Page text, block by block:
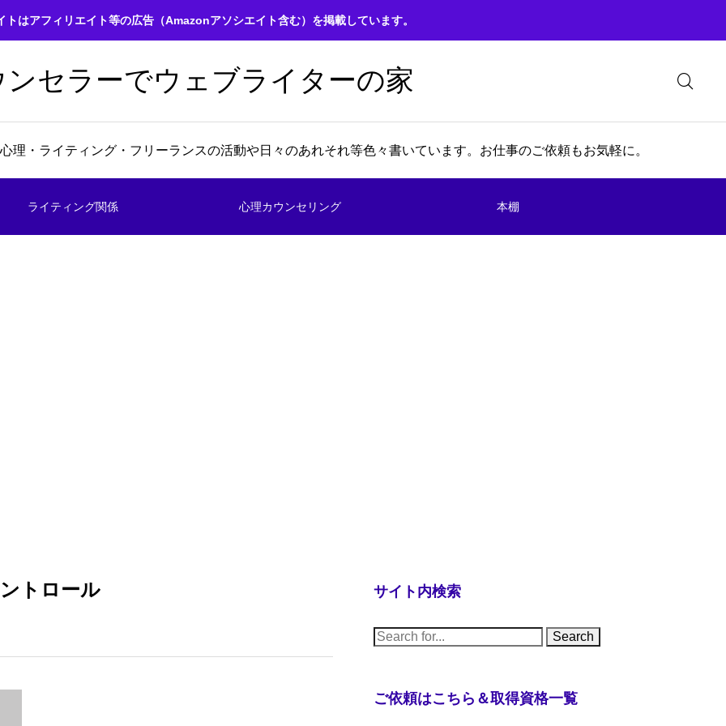
はアフィリエイト等の広告（Amazonアソシエイト含む）を掲載しています。
ンセラーでウェブライターの家
理・ライティング・フリーランスの活動や日々のあれそれ等色々書いています。お仕事のご依頼もお気軽に。
ライティング関係 心理カウンセリング 本棚
トロール サイト内検索
S
e
h
ご依頼はこちら＆取得資格一覧